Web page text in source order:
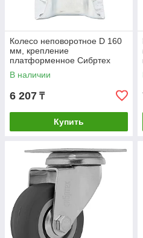
Колесо неповоротное D 160
мм, крепление
платформенное Сибртех
В наличии
6 207 ₸
Купить